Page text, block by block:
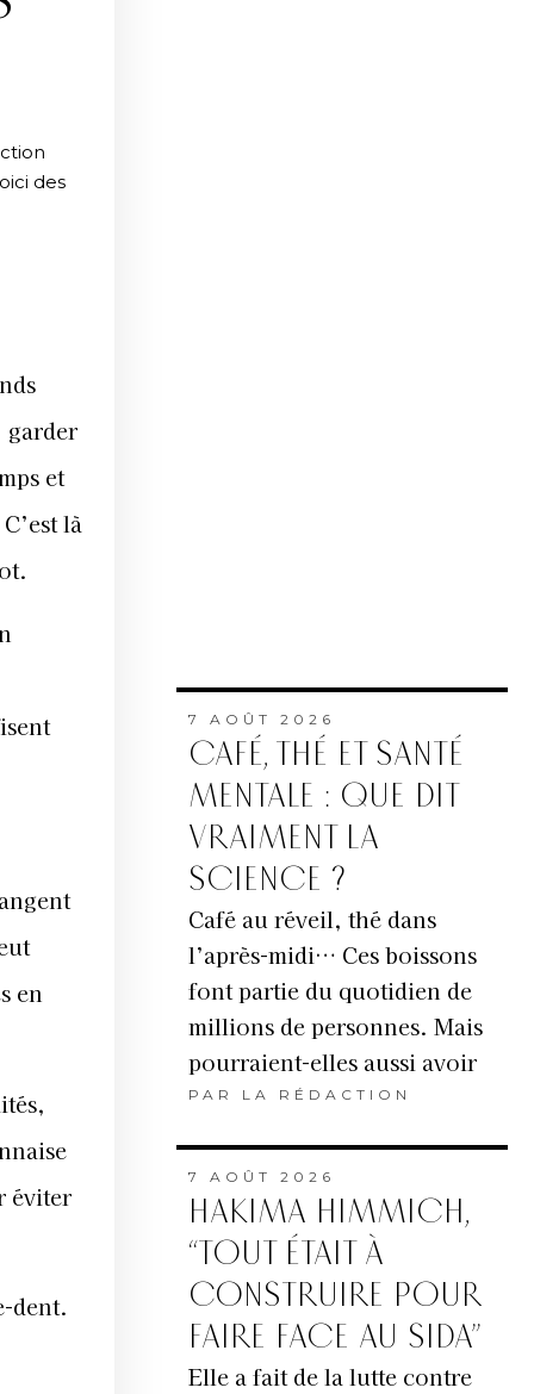
des
garder
et
là
en
éviter
dent.
7 AOÛT 2026
CAFÉ, THÉ ET SANTÉ
MENTALE : QUE DIT
VRAIMENT LA
SCIENCE ?
Café au réveil, thé dans
l’après-midi… Ces boissons
font partie du quotidien de
millions de personnes. Mais
pourraient-elles aussi avoir
PAR LA RÉDACTION
7 AOÛT 2026
HAKIMA HIMMICH,
“TOUT ÉTAIT À
CONSTRUIRE POUR
FAIRE FACE AU SIDA”
Elle a fait de la lutte contre